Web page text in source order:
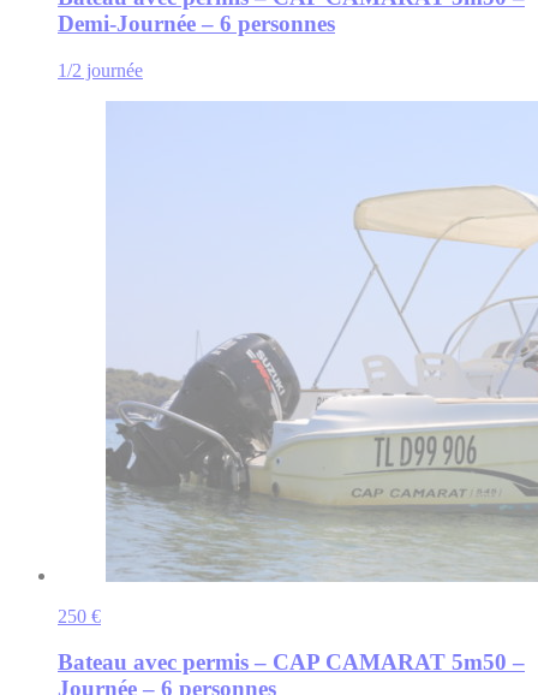
Demi-Journée – 6 personnes
1/2 journée
250 €
Bateau avec permis – CAP CAMARAT 5m50 –
Journée – 6 personnes